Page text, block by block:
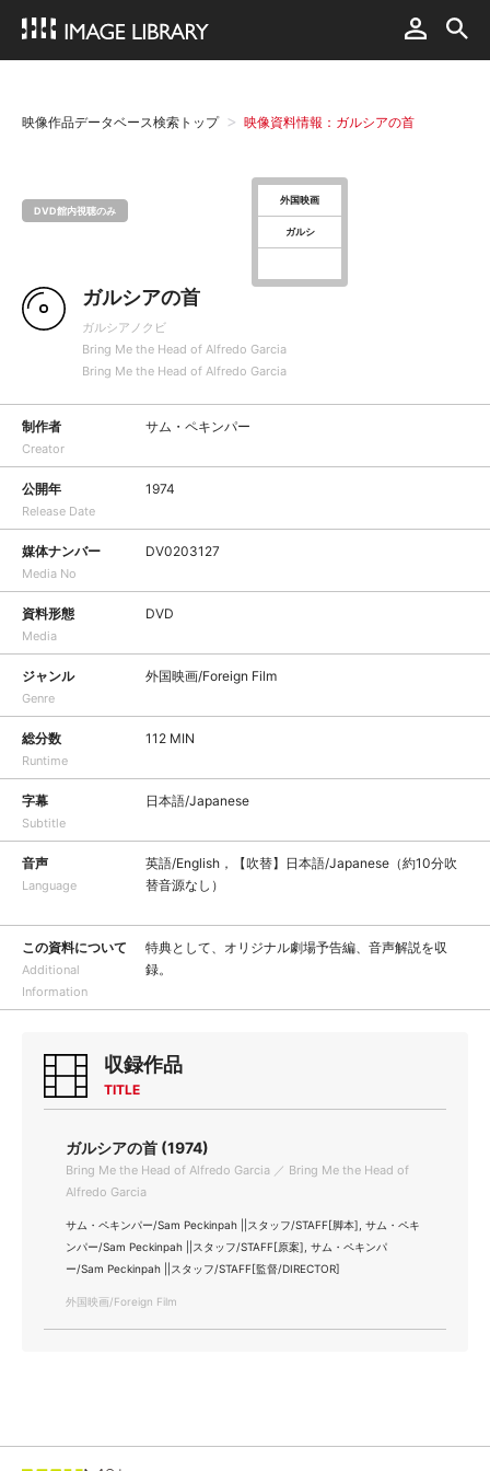
映像作品データベース検索トップ 映像資料情報：ガルシアの首
DVD館内視聴のみ
外国映画
ガルシ
ガルシアの首
ガルシアノクビ
Bring Me the Head of Alfredo Garcia
Bring Me the Head of Alfredo Garcia
制作者
Creator
サム・ペキンパー
公開年
Release Date
1974
媒体ナンバー
Media No
DV0203127
資料形態
Media
DVD
ジャンル
Genre
外国映画/Foreign Film
総分数
Runtime
112 MIN
字幕
Subtitle
日本語/Japanese
音声
Language
英語/English，【吹替】日本語/Japanese（約10分吹
替音源なし）
この資料について
Additional
Information
特典として、オリジナル劇場予告編、音声解説を収
録。
収録作品
TITLE
ガルシアの首 (1974)
Bring Me the Head of Alfredo Garcia ／ Bring Me the Head of
Alfredo Garcia
サム・ペキンパー/Sam Peckinpah ||スタッフ/STAFF[脚本], サム・ペキ
ンパー/Sam Peckinpah ||スタッフ/STAFF[原案], サム・ペキンパ
ー/Sam Peckinpah ||スタッフ/STAFF[監督/DIRECTOR]
外国映画/Foreign Film